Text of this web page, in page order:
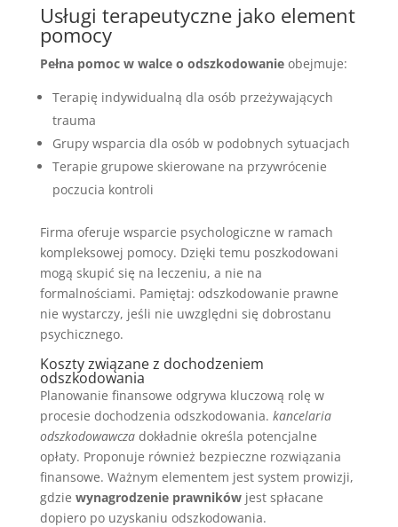
Usługi terapeutyczne jako element
pomocy
Pełna pomoc w walce o odszkodowanieobejmuje:
Terapię indywidualną dla osób przeżywających
trauma
Grupy wsparcia dla osób w podobnych sytuacjach
Terapie grupowe skierowane na przywrócenie
poczucia kontroli
Firma oferuje wsparcie psychologiczne w ramach
kompleksowej pomocy. Dzięki temu poszkodowani
mogą skupić się na leczeniu, a nie na
formalnościami. Pamiętaj: odszkodowanie prawne
nie wystarczy, jeśli nie uwzględni się dobrostanu
psychicznego.
Koszty związane z dochodzeniem
odszkodowania
Planowanie finansowe odgrywa kluczową rolę w
procesie dochodzenia odszkodowania. kancelaria
odszkodowawczadokładnie określa potencjalne
opłaty. Proponuje również bezpieczne rozwiązania
finansowe. Ważnym elementem jest system prowizji,
gdzie wynagrodzenie prawnikówjest spłacane
dopiero po uzyskaniu odszkodowania.